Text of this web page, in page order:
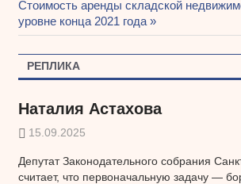
по
записям
Следующая
запись:
Стоимость аренды складской
уровне конца 2021 года
РЕПЛИКА
Наталия Астахова
15.09.2025
Депутат Законодательного собрания
считает, что первоначальную задачу —